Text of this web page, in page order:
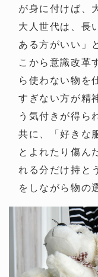
が身に付けば、
大人世代は、長
ある方がいい」
こから意識改革
ら使わない物を
すぎない方が精
う気付きが得ら
共に、「好きな
とよれたり傷ん
れる分だけ持と
をしながら物の